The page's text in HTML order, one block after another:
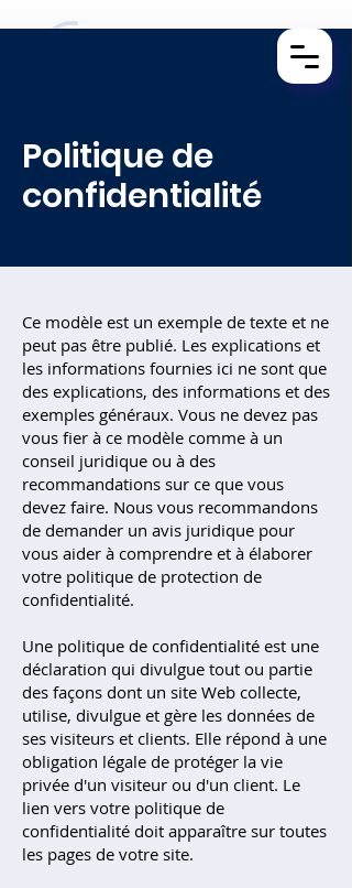
Politique de
confidentialité
Ce modèle est un exemple de texte et ne
peut pas être publié. Les explications et
les informations fournies ici ne sont que
des explications, des informations et des
exemples généraux. Vous ne devez pas
vous fier à ce modèle comme à un
conseil juridique ou à des
recommandations sur ce que vous
devez faire. Nous vous recommandons
de demander un avis juridique pour
vous aider à comprendre et à élaborer
votre politique de protection de
confidentialité.
Une politique de confidentialité est une
déclaration qui divulgue tout ou partie
des façons dont un site Web collecte,
utilise, divulgue et gère les données de
ses visiteurs et clients. Elle répond à une
obligation légale de protéger la vie
privée d'un visiteur ou d'un client. Le
lien vers votre politique de
confidentialité doit apparaître sur toutes
les pages de votre site.